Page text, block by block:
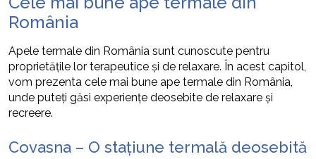
România
Apele termale din România sunt cunoscute pentru
proprietățile lor terapeutice și de relaxare. În acest capitol,
vom prezenta cele mai bune ape termale din România,
unde puteți găsi experiențe deosebite de relaxare și
recreere.
Covasna – O stațiune termală deosebită